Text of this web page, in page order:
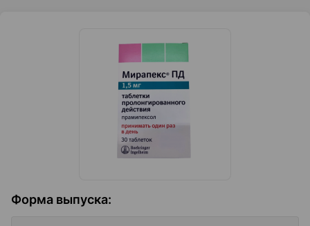
Форма выпуска: